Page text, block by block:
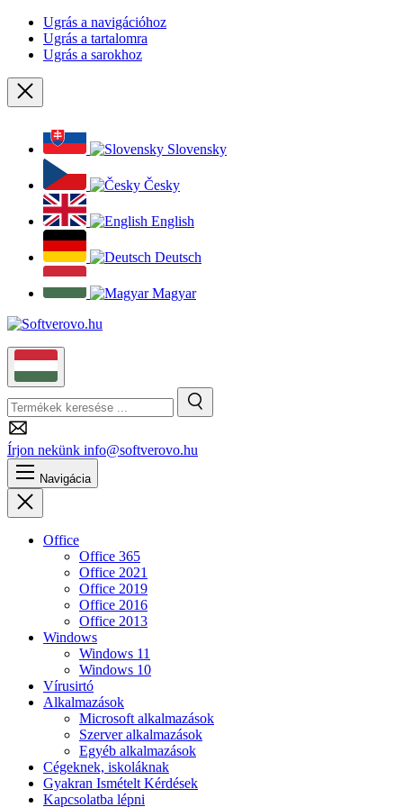
Ugrás a navigációhoz
Ugrás a tartalomra
Ugrás a sarokhoz
Bezárás
Slovensky
Česky
English
Deutsch
Magyar
Magyar
Keresés
Írjon nekünk info@softverovo.hu
Navigácia
Bezárás
Office
Office 365
Office 2021
Office 2019
Office 2016
Office 2013
Windows
Windows 11
Windows 10
Vírusirtó
Alkalmazások
Microsoft alkalmazások
Szerver alkalmazások
Egyéb alkalmazások
Cégeknek, iskoláknak
Gyakran Ismételt Kérdések
Kapcsolatba lépni